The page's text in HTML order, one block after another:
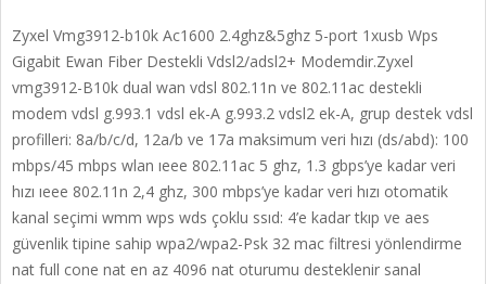
Zyxel Vmg3912-b10k Ac1600 2.4ghz&5ghz 5-port 1xusb Wps
Gigabit Ewan Fiber Destekli Vdsl2/adsl2+ Modemdir.Zyxel
vmg3912-B10k dual wan vdsl 802.11n ve 802.11ac destekli
modem vdsl g.993.1 vdsl ek-A g.993.2 vdsl2 ek-A, grup destek vdsl
profilleri: 8a/b/c/d, 12a/b ve 17a maksimum veri hızı (ds/abd): 100
mbps/45 mbps wlan ıeee 802.11ac 5 ghz, 1.3 gbps’ye kadar veri
hızı ıeee 802.11n 2,4 ghz, 300 mbps’ye kadar veri hızı otomatik
kanal seçimi wmm wps wds çoklu ssıd: 4’e kadar tkıp ve aes
güvenlik tipine sahip wpa2/wpa2-Psk 32 mac filtresi yönlendirme
nat full cone nat en az 4096 nat oturumu desteklenir sanal